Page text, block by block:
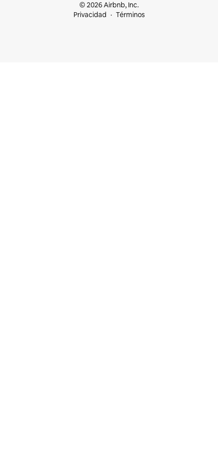
© 2026 Airbnb, Inc.
Privacidad
Términos